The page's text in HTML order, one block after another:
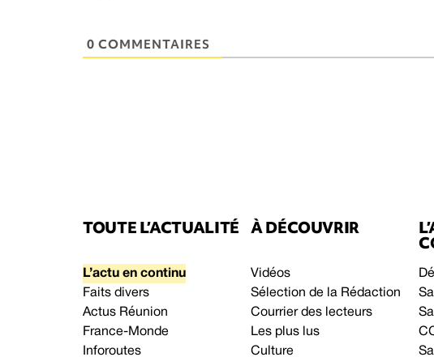
0 COMMENTAIRES
TOUTE L’ACTUALITÉ
L’actu en continu
Faits divers
Actus Réunion
France-Monde
Inforoutes
À DÉCOUVRIR
Vidéos
Sélection de la Rédaction
Courrier des lecteurs
Les plus lus
Culture